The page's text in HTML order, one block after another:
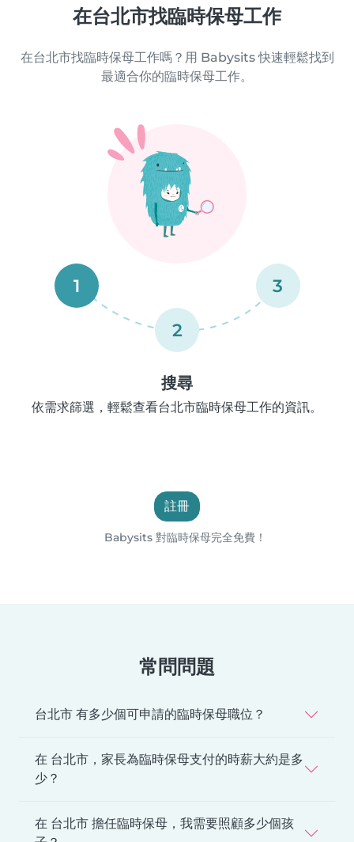
在台北市找臨時保母工作
在台北市找臨時保母工作嗎？用 Babysits 快速輕鬆找到
最適合你的臨時保母工作。
1
2
3
搜尋
依需求篩選，輕鬆查看台北市臨時保母工作的資訊。
註冊
Babysits 對臨時保母完全免費！
常問問題
台北市 有多少個可申請的臨時保母職位？
在 台北市，家長為臨時保母支付的時薪大約是多
少？
在 台北市 擔任臨時保母，我需要照顧多少個孩